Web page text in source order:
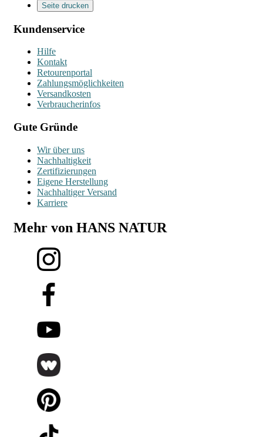
Seite drucken
Kundenservice
Hilfe
Kontakt
Retourenportal
Zahlungsmöglichkeiten
Versandkosten
Verbraucherinfos
Gute Gründe
Wir über uns
Nachhaltigkeit
Zertifizierungen
Eigene Herstellung
Nachhaltiger Versand
Karriere
Mehr von HANS NATUR